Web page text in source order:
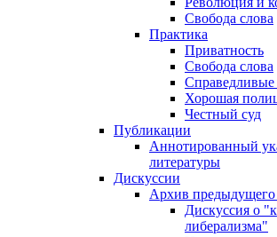
Свобода слова
Практика
Приватность
Свобода слова
Хорошая
Честный суд
Публикации
Аннотированный
литературы
Дискуссии
Архив предыдущего
Дискуссия о
либерализма"